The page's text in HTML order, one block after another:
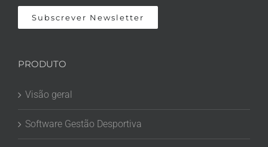
Subscrever Newsletter
PRODUTO
Visão geral
Software Gestão Desportiva